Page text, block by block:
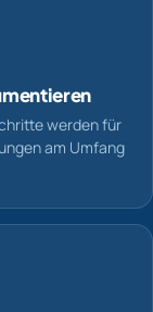
werden für
am Umfang